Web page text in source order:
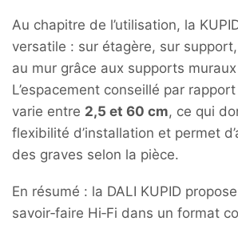
Au chapitre de l’utilisation, la
versatile : sur étagère, sur
au mur grâce aux supports
L’espacement conseillé par
varie entre 2,5 et 60 cm, ce qui
flexibilité d’installation et permet
des graves selon la pièce.
En résumé : la DALI KUPID
savoir‑faire Hi‑Fi dans un format